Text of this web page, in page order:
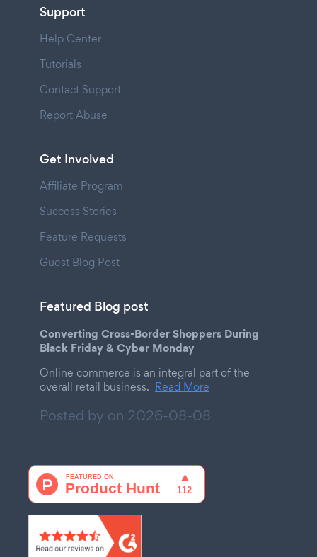
Support
Help Center
Tutorials
Contact Support
Report Abuse
Get Involved
Affiliate Program
Success Stories
Feature Requests
Guest Blog Post
Featured Blog post
Converting Cross-Border Shoppers During
Black Friday & Cyber Monday
Online commerce is an integral part of the
overall retail business. Read More
Posted by on 2026-08-08